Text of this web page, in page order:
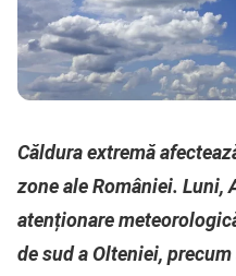
Căldura extremă
zone ale României. Luni,
atenționare
de sud a Olteniei,